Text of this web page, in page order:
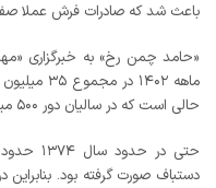
باعث شد که صادرات فرش عملا
ماهه
حالی است که در سالیان دور ۵۰۰ میلیون دلار صادرات داشتیم.
دستباف صورت گرفته بود.